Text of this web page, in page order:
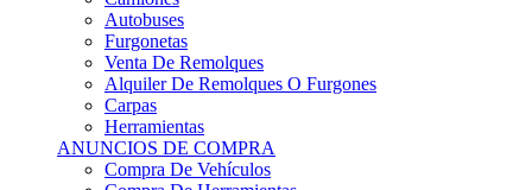
Furgonetas
Venta De Remolques
Alquiler De Remolques O Furgones
Carpas
Herramientas
ANUNCIOS DE COMPRA
Compra De Vehículos
Compra De Herramientas